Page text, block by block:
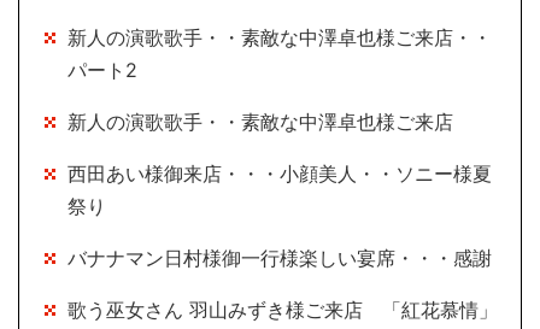
新人の演歌歌手・・素敵な中澤卓也様ご来店・・
パート2
新人の演歌歌手・・素敵な中澤卓也様ご来店
西田あい様御来店・・・小顔美人・・ソニー様夏
祭り
バナナマン日村様御一行様楽しい宴席・・・感謝
歌う巫女さん 羽山みずき様ご来店 「紅花慕情」